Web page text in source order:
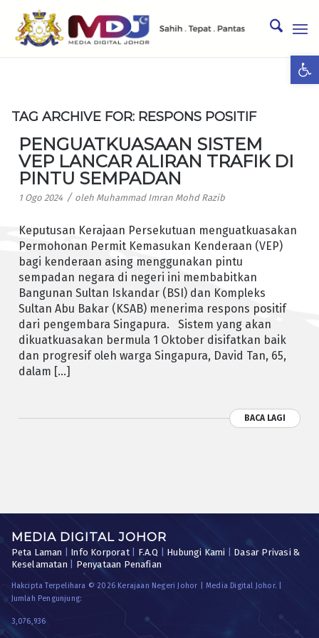
TAG ARCHIVE FOR: RESPONS POSITIF
PENGUATKUASAAN SISTEM
VEP LANCAR ALIRAN TRAFIK DI
PINTU SEMPADAN
1 Ogo 2024 / oleh Muhammad Imran Mohd Razib
Keputusan Kerajaan Persekutuan menguatkuasakan
Permohonan Permit Kemasukan Kenderaan (VEP)
bagi kenderaan asing menggunakan pintu
sempadan negara di negeri ini membabitkan
Bangunan Sultan Iskandar (BSI) dan Kompleks
Sultan Abu Bakar (KSAB) menerima respons positif
dari pengembara Singapura. Sistem yang akan
dikuatkuasakan bermula 1 Oktober disifatkan baik
dan progresif oleh warga Singapura, David Tan, 65,
dalam […]
BACA LAGI
MEDIA DIGITAL JOHOR
Peta Laman Info Korporat| F.A.Q Hubungi Kami
Dasar Privasi &
Keselamatan
Penyataan Penafian
Hakcipta Terpelihara © 2026 Kerajaan Negeri Johor | Media Digital Johor. |
Jumlah Pengunjung:
3,076,936